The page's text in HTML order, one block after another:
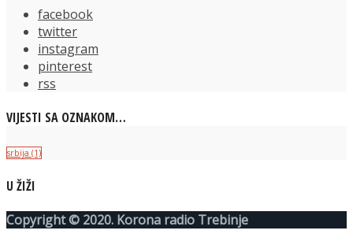
facebook
twitter
instagram
pinterest
rss
VIJESTI SA OZNAKOM…
srbija (1)
U ŽIŽI
Copyright © 2020. Korona radio Trebinje